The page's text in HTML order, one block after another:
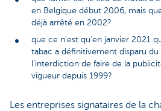
en Belgique début 2006, mais
déjà arrêté en 2002?
que ce n'est qu'en janvier 2021
tabac a définitivement disparu du
l'interdiction de faire de la
vigueur depuis 1999?
Les entreprises signataires de la